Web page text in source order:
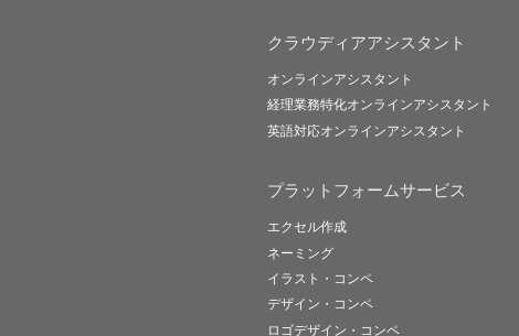
クラウディアアシスタント
オンラインアシスタント
経理業務特化オンラインアシスタント
英語対応オンラインアシスタント
プラットフォームサービス
エクセル作成
ネーミング
イラスト・コンペ
デザイン・コンペ
ロゴデザイン・コンペ